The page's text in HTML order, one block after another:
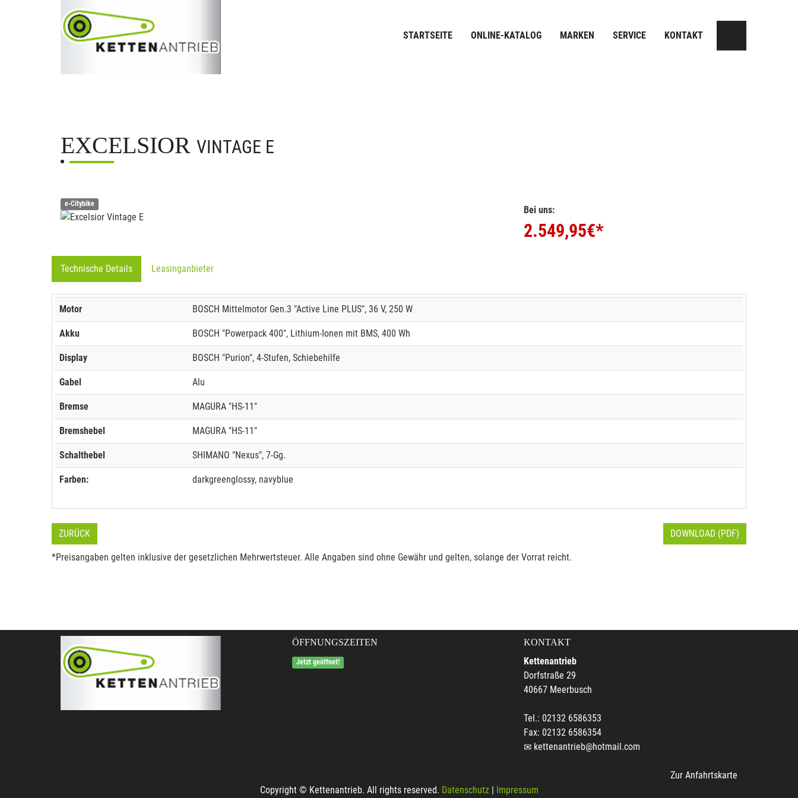
STARTSEITE ONLINE-KATALOG MARKEN SERVICE KONTAKT
EXCELSIOR VINTAGE E
e-Citybike
Bei uns:
2.549,95€*
Technische Details Leasinganbieter
Motor BOSCH Mittelmotor Gen.3 "Active Line PLUS", 36 V, 250 W
Akku BOSCH "Powerpack 400", Lithium-Ionen mit BMS, 400 Wh
Display BOSCH "Purion", 4-Stufen, Schiebehilfe
Gabel Alu
Bremse MAGURA "HS-11"
Bremshebel MAGURA "HS-11"
Schalthebel SHIMANO "Nexus", 7-Gg.
Farben: darkgreenglossy, navyblue
ZURÜCK DOWNLOAD (PDF)
*Preisangaben gelten inklusive der gesetzlichen Mehrwertsteuer. Alle Angaben sind ohne Gewähr und gelten, solange der Vorrat reicht.
ÖFFNUNGSZEITEN
Jetzt geöffnet!
KONTAKT
Kettenantrieb
Dorfstraße 29
40667 Meerbusch
Tel.: 02132 6586353
Fax: 02132 6586354
kettenantrieb@hotmail.com
Zur Anfahrtskarte
Copyright © Kettenantrieb. All rights reserved. Datenschutz| Impressum